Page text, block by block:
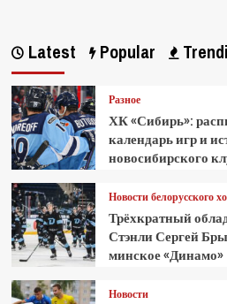
Latest Popular
Разное
ХК «Сибирь»:
календарь игр и
новосибирского
Новости белорусского
Трёхкратный
Стэнли Сергей
минское «Динамо»
Новости